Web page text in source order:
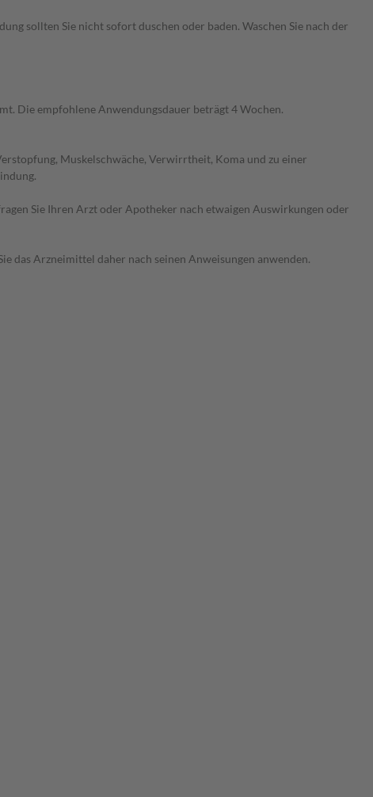
sollten Sie nicht sofort duschen oder baden. Waschen Sie nach der
Die empfohlene Anwendungsdauer beträgt 4 Wochen.
Muskelschwäche, Verwirrtheit, Koma und zu einer
Sie Ihren Arzt oder Apotheker nach etwaigen Auswirkungen oder
das Arzneimittel daher nach seinen Anweisungen anwenden.